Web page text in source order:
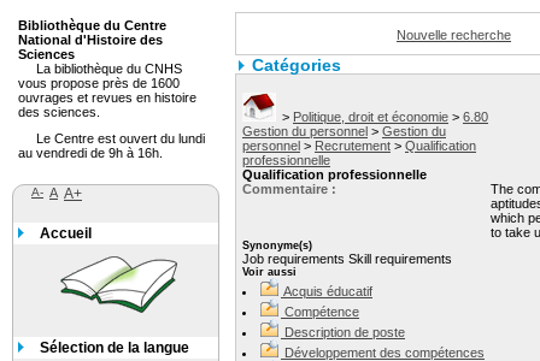
Nouvelle recherche
Catégories
> Politique, droit et économie > 6.80
Gestion du personnel > Gestion du
personnel > Recrutement > Qualification
professionnelle
Qualification professionnelle
Commentaire :
The
which
to take
Synonyme(s)
Job requirements Skill requirements
Voir aussi
Acquis éducatif
Compétence
Description de poste
Développement des compétences
Bibliothèque du Centre
National d'Histoire des
Sciences
La bibliothèque du CNHS
vous propose près de 1600
ouvrages et revues en histoire
des sciences.
Le Centre est ouvert du lundi
au vendredi de 9h à 16h.
A- A A+
Accueil
Sélection de la langue